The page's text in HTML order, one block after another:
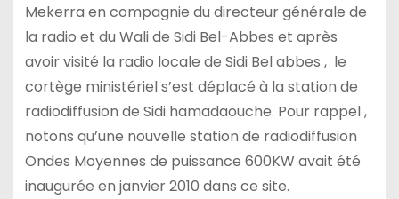
Mekerra en compagnie du directeur générale de
la radio et du Wali de Sidi Bel-Abbes et après
avoir visité la radio locale de Sidi Bel abbes , le
cortège ministériel s’est déplacé à la station de
radiodiffusion de Sidi hamadaouche. Pour rappel ,
notons qu’une nouvelle station de radiodiffusion
Ondes Moyennes de puissance 600KW avait été
inaugurée en janvier 2010 dans ce site.